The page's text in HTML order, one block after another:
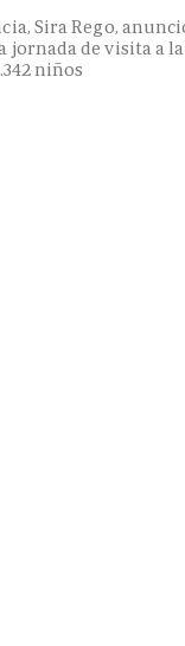
Sira Rego,
jornada de visita a la
niños